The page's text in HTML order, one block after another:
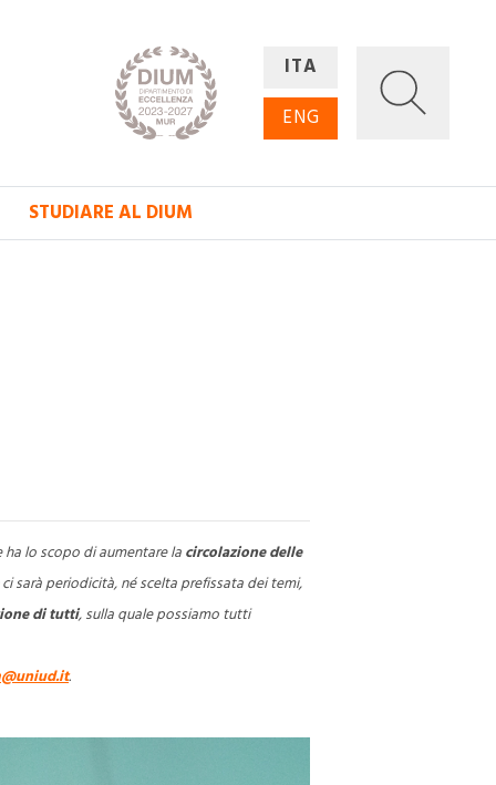
ITA
ENG
STUDIARE AL DIUM
lo scopo di aumentare la circolazione delle
sarà periodicità, né scelta prefissata dei temi,
di tutti, sulla quale possiamo tutti
.